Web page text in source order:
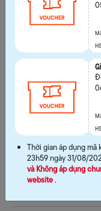
Hướng dẫn chọn
Thời gian áp dụng
23h59 ngày 31/08/
và Không áp dụng
website.